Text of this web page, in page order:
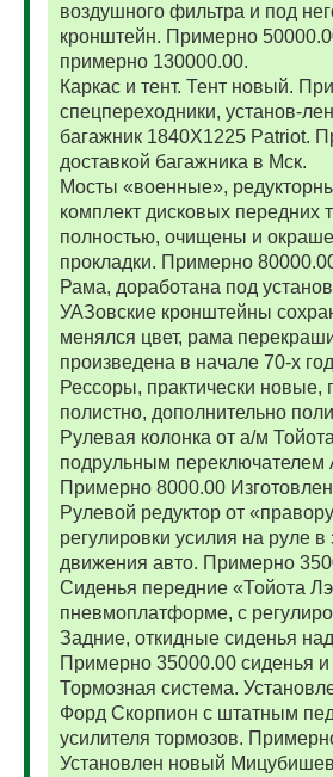
воздушного фильтра и под
кронштейн. Примерно
примерно 130000.00.
Каркас и тент. Тент новый.
спецпереходники, установ-
багажник 1840Х1225 Patriot.
доставкой багажника в Мск.
Мосты «военные»,
комплект дисковых
полностью, очищены и
прокладки. Примерно
Рама, доработана под
УАЗовские кронштейны
менялся цвет, рама
произведена в начале 70-х
Рессоры, практически
полистно, дополнительно
Рулевая колонка от а/м
подрульным
Примерно 8000.00
Рулевой редуктор от
регулировки усилия на руле в
движения авто. Примерно
Сиденья передние «Тойота
пневмоплатформе, с
Задние, откидные сиденья
Примерно 35000.00 сиденья
Тормозная система.
Форд Скорпион с штатным
усилителя тормозов.
Установлен новый